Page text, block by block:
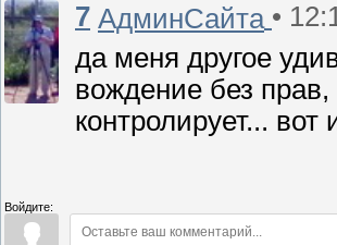
7 АдминСайта •
да меня другое
вождение без
контролирует... вот
Войдите: